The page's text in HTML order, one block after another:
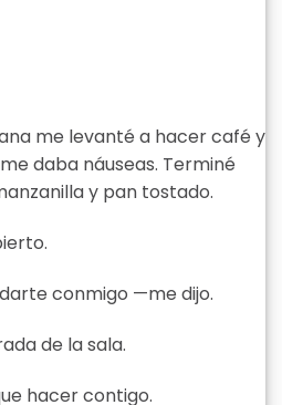
me levanté a hacer café y
daba náuseas. Terminé
y pan tostado.
conmigo —me dijo.
de la sala.
hacer contigo.